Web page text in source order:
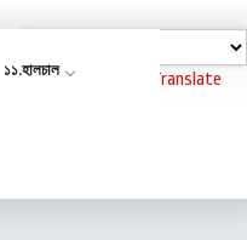
Powered by Translate
১১.হালচাল